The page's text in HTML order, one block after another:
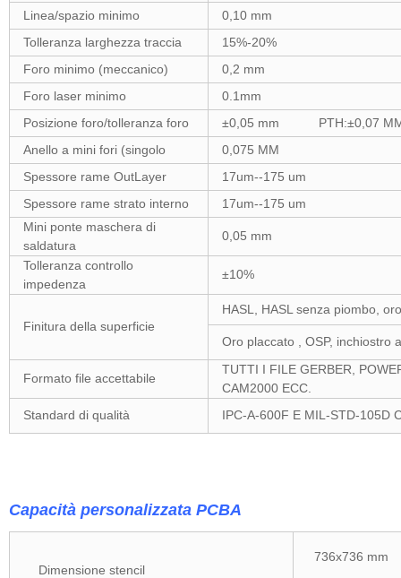
Linea/spazio minimo
0,10 mm
Tolleranza larghezza traccia
15%-20%
Foro minimo (meccanico)
0,2 mm
Foro laser minimo
0.1mm
Posizione foro/tolleranza foro
±0,05 mm PTH:±0,07
Anello a mini fori (singolo
0,075 MM
Spessore rame OutLayer
17um--175 um
Spessore rame strato interno
17um--175 um
Mini ponte maschera di
saldatura
0,05 mm
Tolleranza controllo
impedenza
±10%
Finitura della superficie
HASL, HASL senza piombo,
Oro placcato , OSP, inchiostro
Formato file accettabile
TUTTI I FILE GERBER,
CAM2000 ECC.
Standard di qualità
IPC-A-600F E MIL-STD-105D
Capacità personalizzata PCBA
Dimensione stencil
736x736 mm